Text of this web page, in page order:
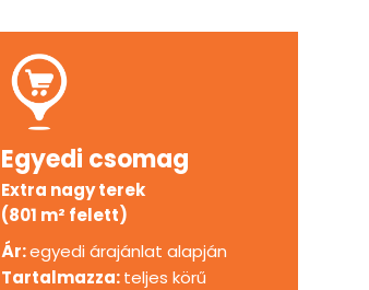
Egyedi csomag
Extra nagy terek
(801 m² felett)
Ár:egyedi árajánlat alapján
Tartalmazza:teljes körű